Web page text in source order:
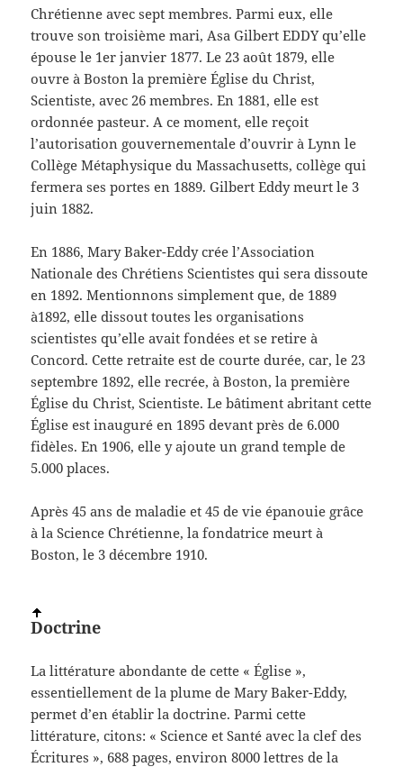
Chrétienne avec sept membres. Parmi eux, elle
trouve son troisième mari, Asa Gilbert EDDY qu’elle
épouse le 1er janvier 1877. Le 23 août 1879, elle
ouvre à Boston la première Église du Christ,
Scientiste, avec 26 membres. En 1881, elle est
ordonnée pasteur. A ce moment, elle reçoit
l’autorisation gouvernementale d’ouvrir à Lynn le
Collège Métaphysique du Massachusetts, collège qui
fermera ses portes en 1889. Gilbert Eddy meurt le 3
juin 1882.
En 1886, Mary Baker-Eddy crée l’Association
Nationale des Chrétiens Scientistes qui sera dissoute
en 1892. Mentionnons simplement que, de 1889
à1892, elle dissout toutes les organisations
scientistes qu’elle avait fondées et se retire à
Concord. Cette retraite est de courte durée, car, le 23
septembre 1892, elle recrée, à Boston, la première
Église du Christ, Scientiste. Le bâtiment abritant cette
Église est inauguré en 1895 devant près de 6.000
fidèles. En 1906, elle y ajoute un grand temple de
5.000 places.
Après 45 ans de maladie et 45 de vie épanouie grâce
à la Science Chrétienne, la fondatrice meurt à
Boston, le 3 décembre 1910.
Doctrine
La littérature abondante de cette « Église »,
essentiellement de la plume de Mary Baker-Eddy,
permet d’en établir la doctrine. Parmi cette
littérature, citons: « Science et Santé avec la clef des
Écritures », 688 pages, environ 8000 lettres de la